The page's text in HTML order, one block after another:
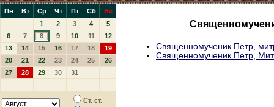
Пн Вт Ср Чт Пт Сб
Вс
1
2 3 4
5
6
7 8 9 10 11
12
13
14 15 16 17 18
19
20
21 22 23 24 25
26
27
28 29 30 31
Ст. ст.
Священномученик Петр,
Священномученик Петр,